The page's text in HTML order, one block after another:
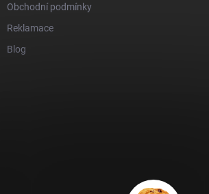
Obchodní podmínky
Reklamace
Blog